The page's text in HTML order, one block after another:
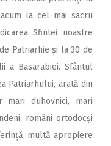
la cel mai sacru
Sfintei noastre
Patriarhie și la 30 de
a Basarabiei. Sfântul
Patriarhului, arată din
mari duhovnici, mari
români ortodocși
multă apropiere